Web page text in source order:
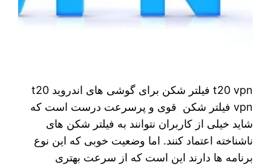
t20 vpn فیلتر شکن برای گوشی های اندروید t20
vpn فیلتر شکن قوی و پرسرعت درست است که
شاید خیلی از کاربران نتوانند به فیلتر شکن‌ های
ناشناخته اعتماد کنند. اما وضعیت خوبی که این نوع
برنامه‌ ها دارند این است که از سرعت بهتری